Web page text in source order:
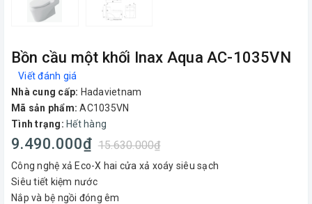
Bồn cầu một khối Inax Aqua AC-1035VN
Viết đánh giá
Nhà cung cấp: Hadavietnam
Mã sản phẩm: AC1035VN
Tình trạng: Hết hàng
9.490.000₫ 15.630.000₫
Công nghệ xả Eco-X hai cửa xả xoáy siêu sạch
Siêu tiết kiệm nước
Nắp và bệ ngồi đóng êm